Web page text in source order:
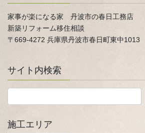
家事が楽になる家 丹波市の春日工務店
新築リフォーム移住相談
〒669-4272 兵庫県丹波市春日町東中1013
サイト内検索
施工エリア